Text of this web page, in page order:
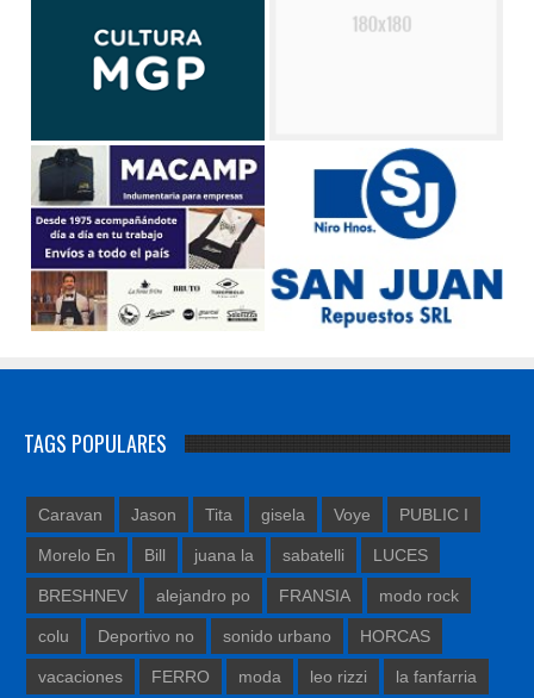
TAGS POPULARES
Caravan Jason Tita gisela Voye PUBLIC I
Morelo En Bill juana la sabatelli LUCES
BRESHNEV alejandro po FRANSIA modo rock
colu Deportivo no sonido urbano HORCAS
vacaciones FERRO moda leo rizzi la fanfarria